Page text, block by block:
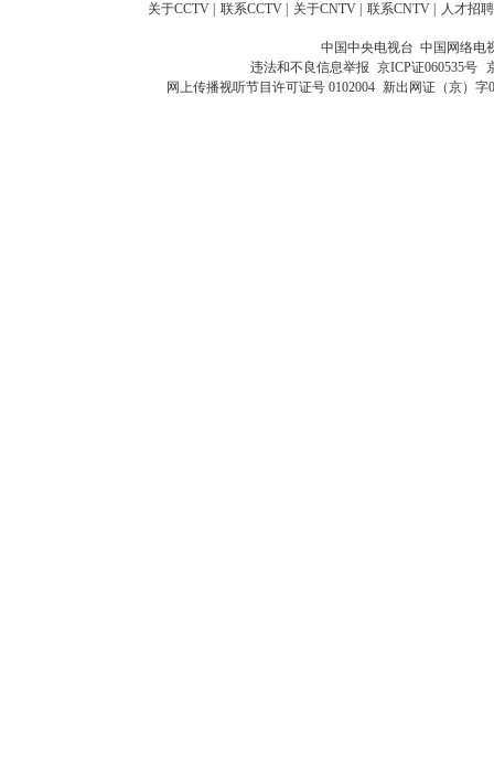
关于CCTV 联系CCTV 关于CNTV 联系CNTV 人才招聘
中国中央电视台 中国网络电
违法和不良信息举报 京ICP证060535号
网上传播视听节目许可证号 0102004 新出网证（京）